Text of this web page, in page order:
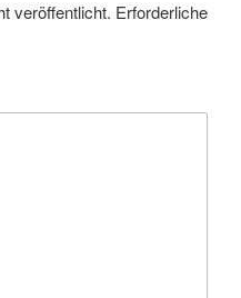
veröffentlicht. Erforderliche